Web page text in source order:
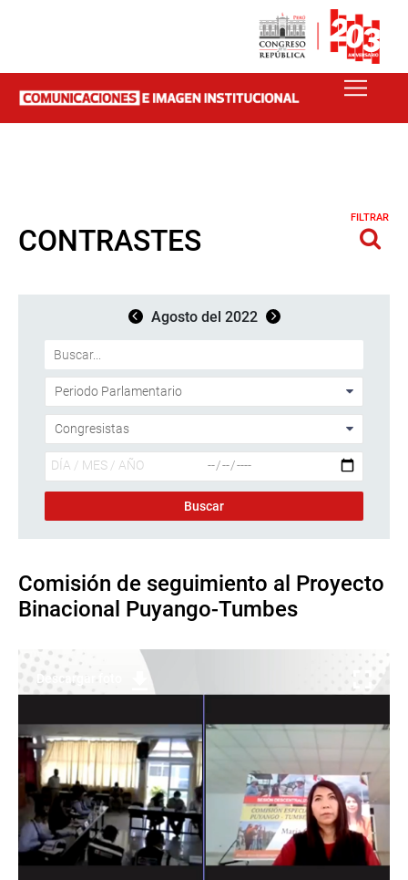
CONTRASTES
FILTRAR
Agosto del 2022
Comisión de seguimiento al Proyecto
Binacional Puyango-Tumbes
Descargar foto